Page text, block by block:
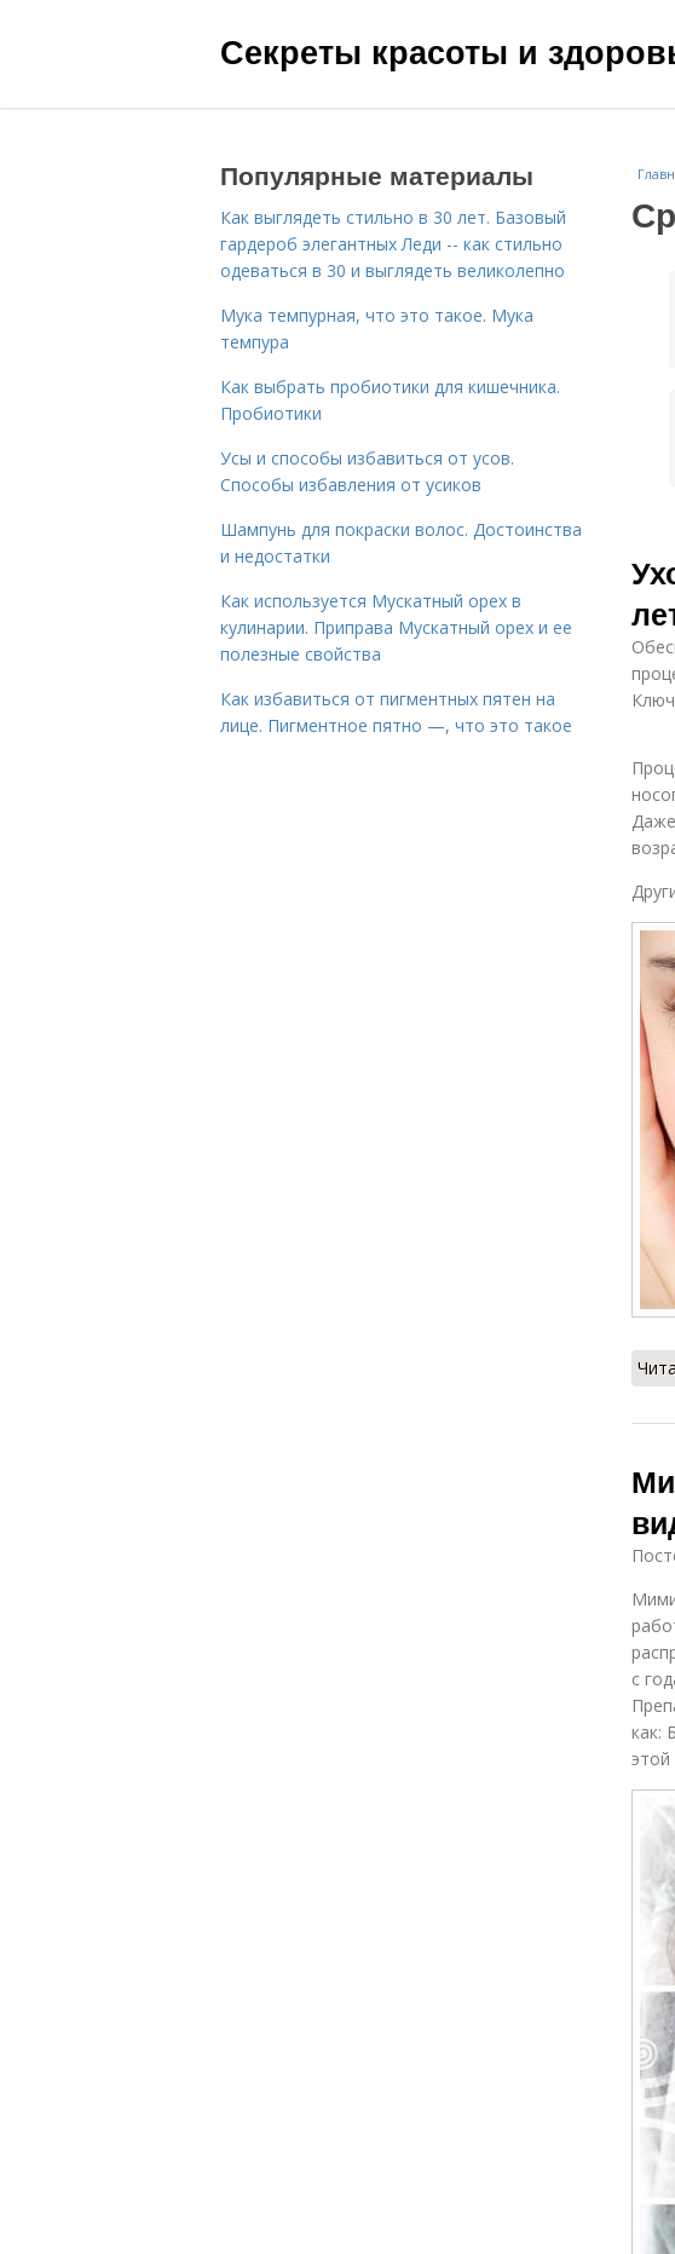
Секреты красоты и
с
как:
Популярные материалы
Как выглядеть стильно в 30 лет. Базовый
гардероб элегантных Леди -- как стильно
одеваться в 30 и выглядеть великолепно
Мука темпурная, что это такое. Мука
темпура
Как выбрать пробиотики для кишечника.
Пробиотики
Усы и способы избавиться от усов.
Способы избавления от усиков
Шампунь для покраски волос. Достоинства
и недостатки
Как используется Мускатный орех в
кулинарии. Приправа Мускатный орех и ее
полезные свойства
Как избавиться от пигментных пятен на
лице. Пигментное пятно —, что это такое